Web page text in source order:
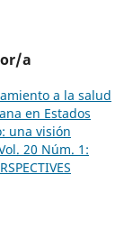
a
a la salud
en Estados
una visión
20 Núm. 1: